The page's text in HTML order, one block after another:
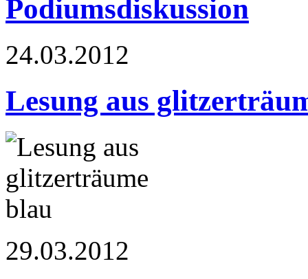
Podiumsdiskussion
24.03.2012
Lesung aus
29.03.2012